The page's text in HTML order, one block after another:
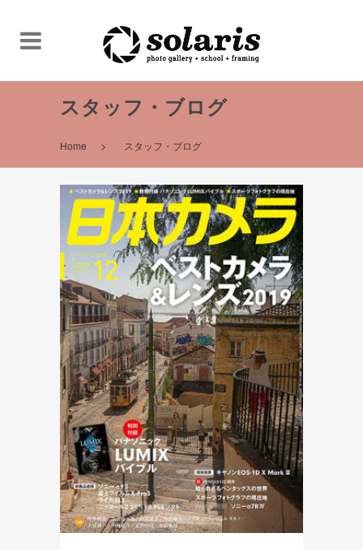
スタッフ・ブログ
Home > スタッフ・ブログ